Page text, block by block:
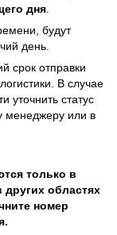
дня
будут
день.
срок отправки
В случае
уточнить статус
менеджеру или в
только в
других областях
номер